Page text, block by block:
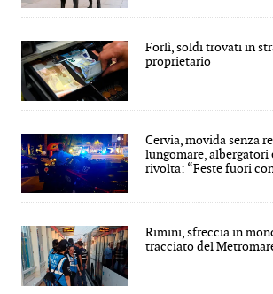
Forlì, soldi trovati in
proprietario
Cervia, movida senza
lungomare, albergatori
rivolta: “Feste fuori
Rimini, sfreccia in
tracciato del